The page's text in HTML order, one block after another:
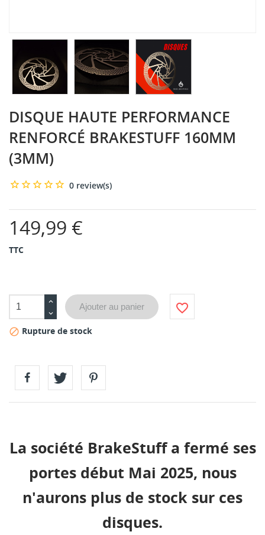
DISQUE HAUTE PERFORMANCE
RENFORCÉ BRAKESTUFF 160MM
(3MM)
0 review(s)
149,99 €
TTC
Ajouter au panier favorite_border
 Rupture de stock
La société BrakeStuff a fermé ses
portes début Mai 2025, nous
n'aurons plus de stock sur ces
disques.